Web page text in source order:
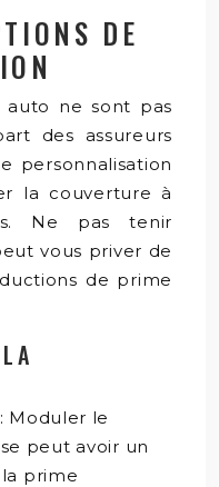
DE
auto ne sont pas
des assureurs
personnalisation
la couverture à
Ne pas tenir
vous priver de
de prime
: Moduler le
peut avoir un
prime